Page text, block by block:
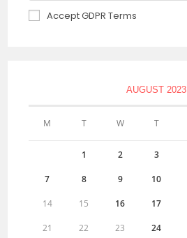
Accept GDPR Terms
AUGUST 2023
M T W T
1 2 3
7 8 9 10
14 15 16 17
21 22 23 24